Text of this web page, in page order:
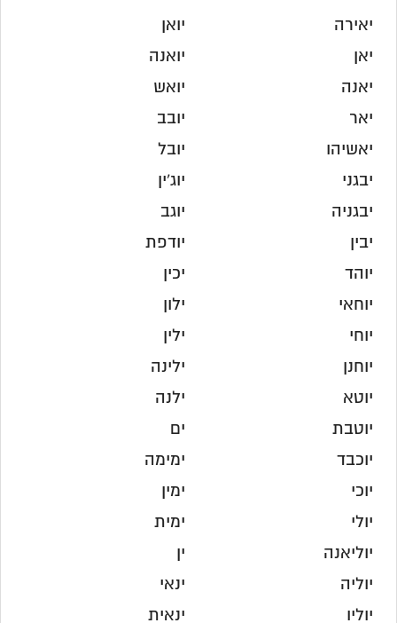
יאירה
יאן
יאנה
יאר
יאשיהו
יבגני
יבגניה
יבין
יואן
יואנה
יואש
יובב
יובל
יוג'ין
יוגב
יודפת
יוהד
יוחאי
יוחי
יוחנן
יוטא
יוטבת
יוכבד
יוכי
יולי
יוליאנה
יוליה
יוליו
יכין
ילון
ילין
ילינה
ילנה
ים
ימימה
ימין
ימית
ין
ינאי
ינאית